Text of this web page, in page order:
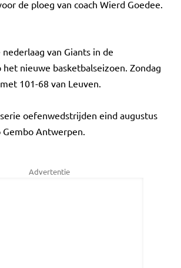
de ploeg van coach Wierd Goedee.
van Giants in de
nieuwe basketbalseizoen. Zondag
101-68 van Leuven.
oefenwedstrijden eind augustus
Antwerpen.
Advertentie